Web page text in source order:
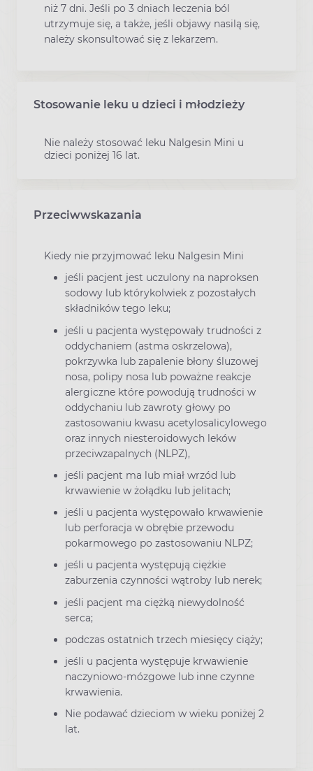
niż 7 dni. Jeśli po 3 dniach leczenia ból
utrzymuje się, a także, jeśli objawy nasilą się,
należy skonsultować się z lekarzem.
Stosowanie leku u dzieci i młodzieży
Nie należy stosować leku Nalgesin Mini u
dzieci poniżej 16 lat.
Przeciwwskazania
Kiedy nie przyjmować leku Nalgesin Mini
jeśli pacjent jest uczulony na naproksen
sodowy lub którykolwiek z pozostałych
składników tego leku;
jeśli u pacjenta występowały trudności z
oddychaniem (astma oskrzelowa),
pokrzywka lub zapalenie błony śluzowej
nosa, polipy nosa lub poważne reakcje
alergiczne które powodują trudności w
oddychaniu lub zawroty głowy po
zastosowaniu kwasu acetylosalicylowego
oraz innych niesteroidowych leków
przeciwzapalnych (NLPZ),
jeśli pacjent ma lub miał wrzód lub
krwawienie w żołądku lub jelitach;
jeśli u pacjenta występowało krwawienie
lub perforacja w obrębie przewodu
pokarmowego po zastosowaniu NLPZ;
jeśli u pacjenta występują ciężkie
zaburzenia czynności wątroby lub nerek;
jeśli pacjent ma ciężką niewydolność
serca;
podczas ostatnich trzech miesięcy ciąży;
jeśli u pacjenta występuje krwawienie
naczyniowo-mózgowe lub inne czynne
krwawienia.
Nie podawać dzieciom w wieku poniżej 2
lat.